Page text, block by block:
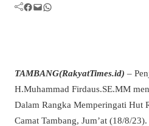
Facebook Mail WhatsApp
TAMBANG(RakyatTimes.id) –
H.Muhammad Firdaus.SE.MM
Dalam Rangka Memperingati Hut
Camat Tambang, Jum’at (18/8/23).